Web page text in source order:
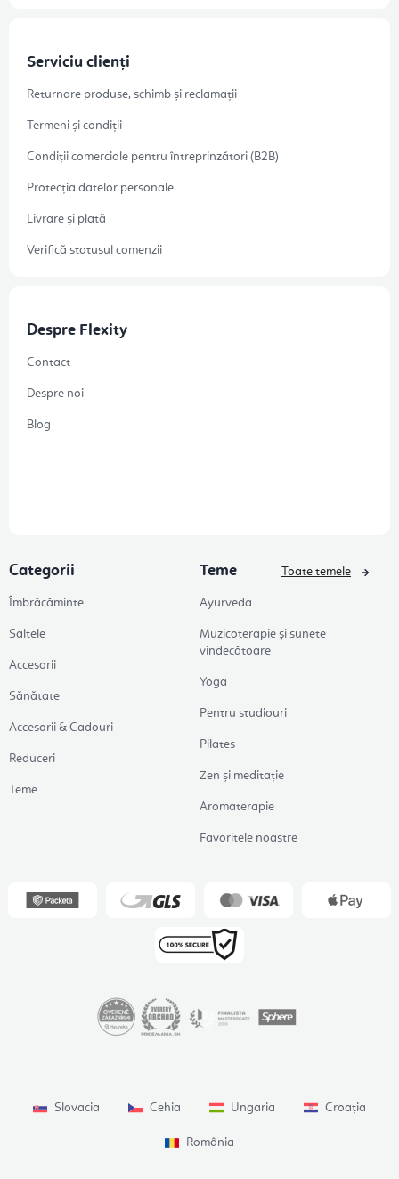
Serviciu clienți
Returnare produse, schimb și reclamații
Termeni și condiții
Condiții comerciale pentru întreprinzători (B2B)
Protecția datelor personale
Livrare și plată
Verifică statusul comenzii
Despre Flexity
Contact
Despre noi
Blog
Categorii
Îmbrăcăminte
Saltele
Accesorii
Sănătate
Accesorii & Cadouri
Reduceri
Teme
Teme
Ayurveda
Muzicoterapie și sunete
vindecătoare
Yoga
Pentru studiouri
Pilates
Zen și meditație
Aromaterapie
Favoritele noastre
Toate temele
Slovacia Cehia Ungaria Croația
România